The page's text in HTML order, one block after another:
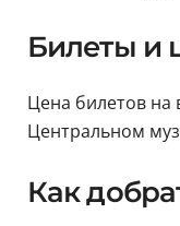
Билеты и
Цена билетов на
Центральном
Как